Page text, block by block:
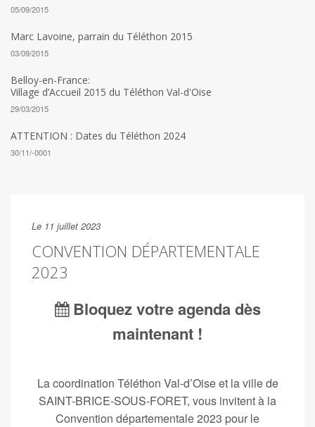
05/09/2015
Marc Lavoine, parrain du Téléthon 2015
03/09/2015
Belloy-en-France:
Village d’Accueil 2015 du Téléthon Val-d'Oise
29/03/2015
ATTENTION : Dates du Téléthon 2024
30/11/-0001
Le 11 juillet 2023
CONVENTION DÉPARTEMENTALE
2023
Bloquez votre agenda dès
maintenant !
La coordination Téléthon Val-d’Oise et la ville de
SAINT-BRICE-SOUS-FORET, vous invitent à la
Convention départementale 2023 pour le